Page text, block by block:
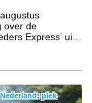
over de
Express’ uit
plek